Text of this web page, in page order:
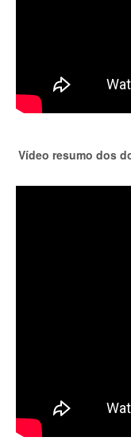
Vídeo resumo dos